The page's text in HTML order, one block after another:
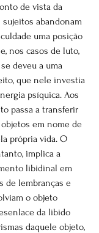
de vista da
abandonam
uma posição
nos casos de luto,
deveu a uma
que nele investia
psíquica. Aos
passa a transferir
em nome de
própria vida. O
implica a
libidinal em
de lembranças e
o objeto
da libido
daquele objeto,